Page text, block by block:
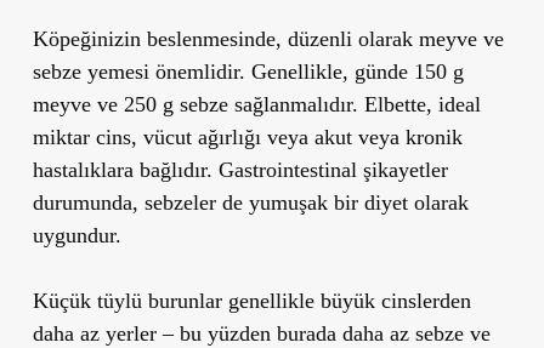
Köpeğinizin beslenmesinde, düzenli olarak meyve ve
sebze yemesi önemlidir. Genellikle, günde 150 g
meyve ve 250 g sebze sağlanmalıdır. Elbette, ideal
miktar cins, vücut ağırlığı veya akut veya kronik
hastalıklara bağlıdır. Gastrointestinal şikayetler
durumunda, sebzeler de yumuşak bir diyet olarak
uygundur.
Küçük tüylü burunlar genellikle büyük cinslerden
daha az yerler – bu yüzden burada daha az sebze ve